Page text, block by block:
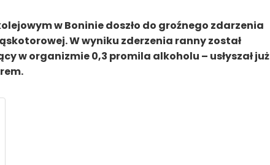
w Boninie doszło do groźnego zdarzenia
W wyniku zderzenia ranny został
w organizmie 0,3 promila alkoholu – usłyszał już